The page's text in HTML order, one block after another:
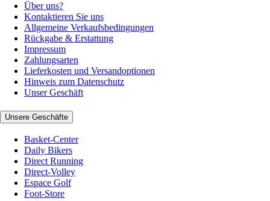
Über uns?
Kontaktieren Sie uns
Allgemeine Verkaufsbedingungen
Rückgabe & Erstattung
Impressum
Zahlungsarten
Lieferkosten und Versandoptionen
Hinweis zum Datenschutz
Unser Geschäft
Unsere Geschäfte
Basket-Center
Daily Bikers
Direct Running
Direct-Volley
Espace Golf
Foot-Store